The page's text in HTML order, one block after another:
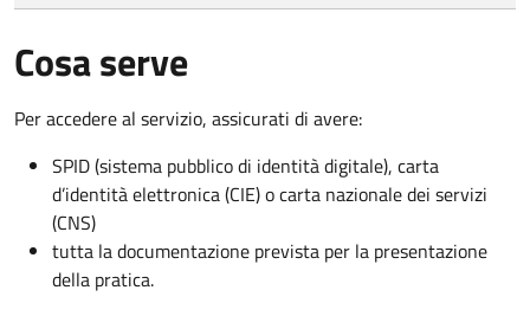
Cosa serve
Per accedere al servizio, assicurati di avere:
SPID (sistema pubblico di identità digitale), carta
d’identità elettronica (CIE) o carta nazionale dei servizi
(CNS)
tutta la documentazione prevista per la presentazione
della pratica.